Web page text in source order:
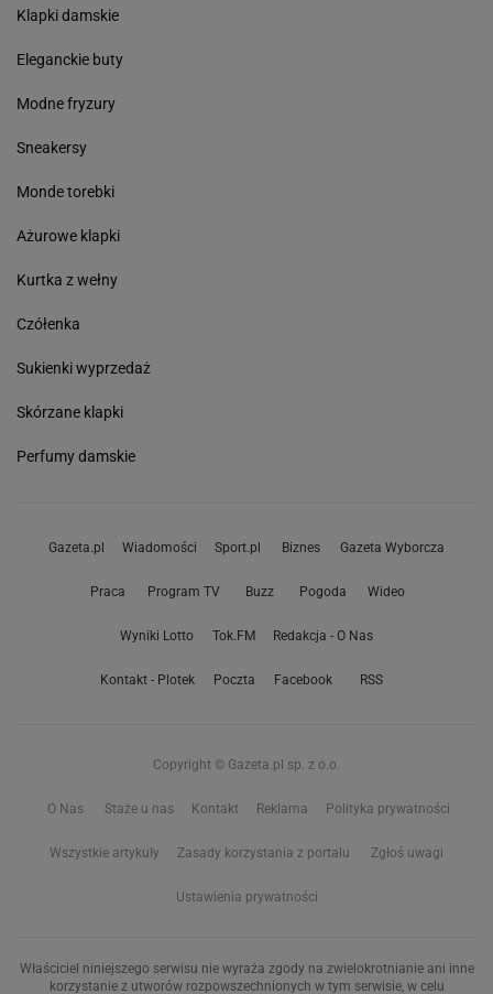
Klapki damskie
Eleganckie buty
Modne fryzury
Sneakersy
Monde torebki
Ażurowe klapki
Kurtka z wełny
Czółenka
Sukienki wyprzedaż
Skórzane klapki
Perfumy damskie
Gazeta.pl Wiadomości Sport.pl Biznes Gazeta Wyborcza
Praca Program TV Buzz Pogoda Wideo
Wyniki Lotto Tok.FM Redakcja - O Nas
Kontakt - Plotek Poczta Facebook RSS
Copyright © Gazeta.pl sp. z o.o.
O Nas Staże u nas Kontakt Reklama Polityka prywatności
Wszystkie artykuły Zasady korzystania z portalu Zgłoś uwagi
Ustawienia prywatności
Właściciel niniejszego serwisu nie wyraża zgody na zwielokrotnianie ani inne
korzystanie z utworów rozpowszechnionych w tym serwisie, w celu